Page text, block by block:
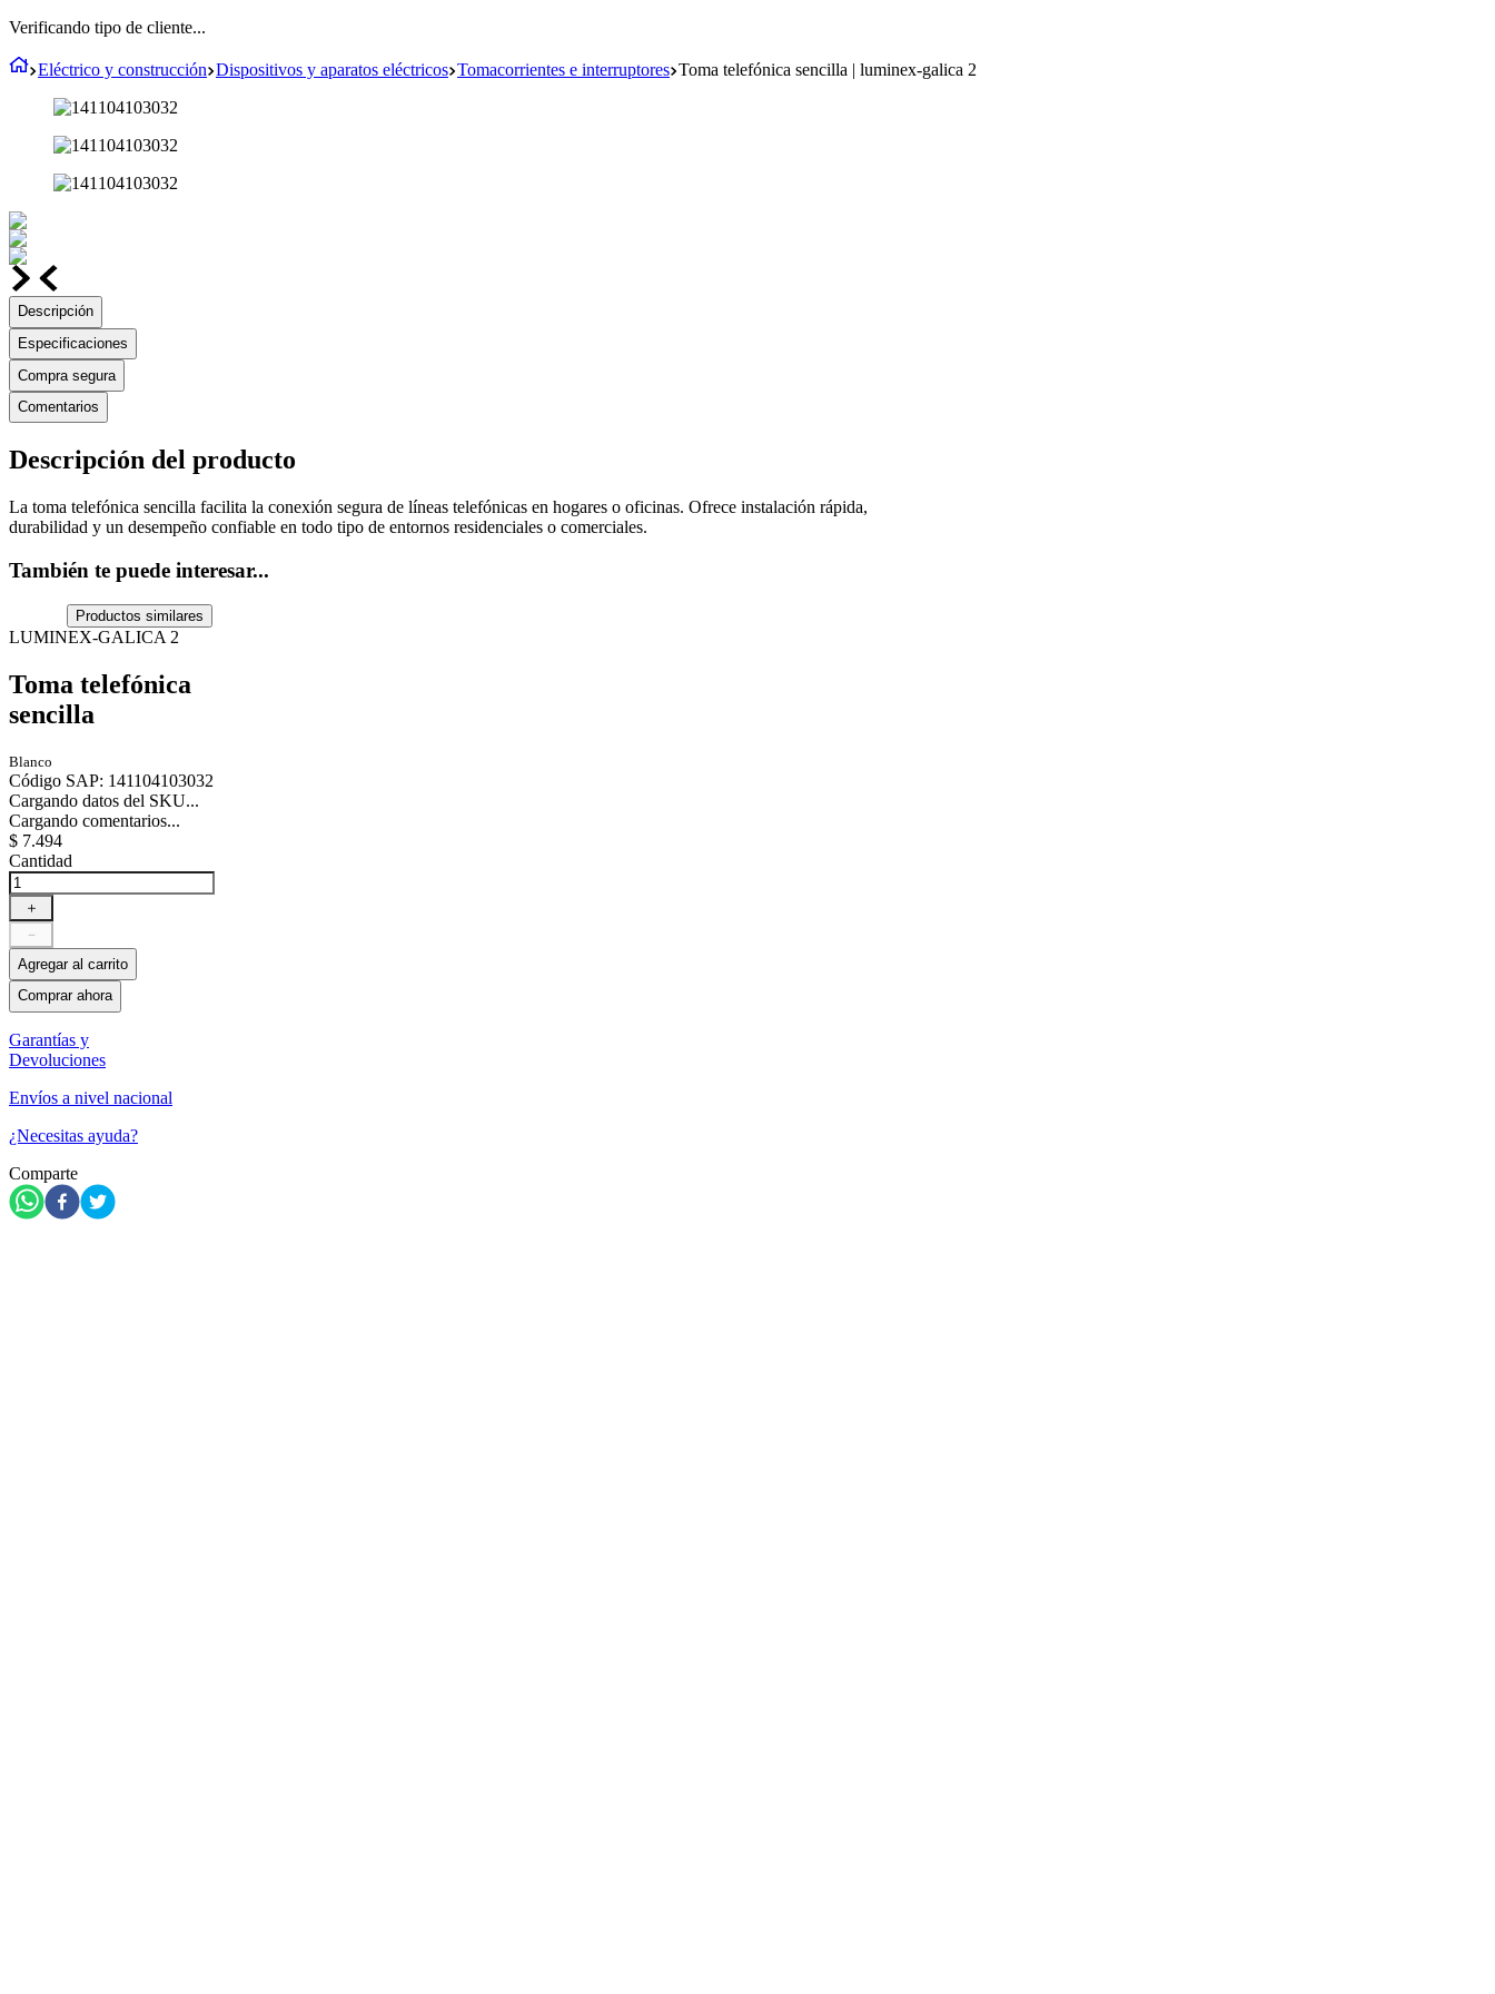
Verificando tipo de cliente...
Eléctrico y construcción Dispositivos y aparatos eléctricos Tomacorrientes e interruptores Toma telefónica sencilla | luminex-galica 2
Descripción
Especificaciones
Compra segura
Comentarios
Descripción del producto
La toma telefónica sencilla facilita la conexión segura de líneas telefónicas en hogares o oficinas. Ofrece instalación rápida,
durabilidad y un desempeño confiable en todo tipo de entornos residenciales o comerciales.
También te puede interesar...
Productos similares
LUMINEX-GALICA 2
Toma telefónica
sencilla
Blanco
Código SAP: 141104103032
Cargando datos del SKU...
Cargando comentarios...
$ 7.494
Cantidad
＋
－
Agregar al carrito
Comprar ahora
Garantías y
Devoluciones
Envíos a nivel nacional
¿Necesitas ayuda?
Comparte